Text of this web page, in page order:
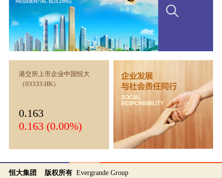
港交所上市企业中国恒大
（03333.HK）
0.163
0.163 (0.00%)
恒大集团 版权所有Evergrande Group